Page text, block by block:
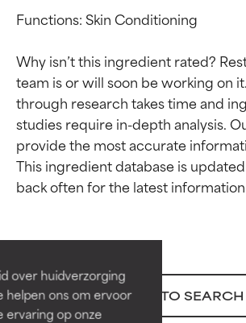
over huidverzorging
helpen ons om ervoor
ervaring op onze
Functions: Skin Conditioning
Why isn’t this ingredient rated?
team is or will soon be working on
through research takes time and
studies require in-depth analysis.
provide the most accurate
This ingredient database is
BACK TO SEARCH
Beoordelingen van
Bewezen en ondersteund
onafhankelijk onderzoek.
Uitstekend actief ingrediënt
Beoordelingen van
Bewezen en ondersteund
onafhankelijk onderzoek.
Uitstekend actief ingrediënt